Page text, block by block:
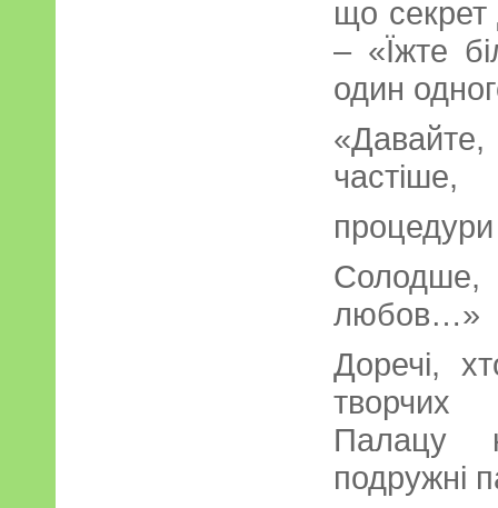
що секрет
– «Їжте
один
частіше,
Солодше,
любов…»
Доречі,
творчих
Палацу
подружні